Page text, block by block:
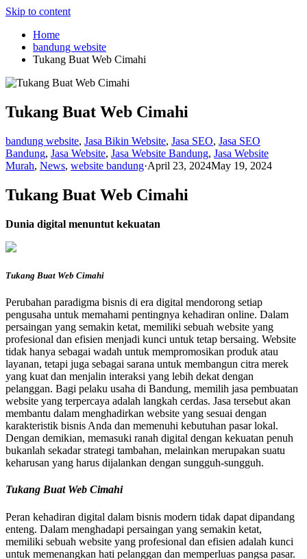
Skip to content
Home
bandung website
Tukang Buat Web Cimahi
Tukang Buat Web Cimahi
bandung website, Jasa Bikin Website, Jasa SEO, Jasa SEO
Bandung, Jasa Website, Jasa Website Bandung, Jasa Website
Murah, News, website bandung·April 23, 2024May 19, 2024
Tukang Buat Web Cimahi
Dunia digital menuntut kekuatan
Tukang Buat Web Cimahi
Perubahan paradigma bisnis di era digital mendorong setiap
pengusaha untuk memahami pentingnya kehadiran online. Dalam
persaingan yang semakin ketat, memiliki sebuah website yang
profesional dan efisien menjadi kunci untuk tetap bersaing. Website
tidak hanya sebagai wadah untuk mempromosikan produk atau
layanan, tetapi juga sebagai sarana untuk membangun citra merek
yang kuat dan menjalin interaksi yang lebih dekat dengan
pelanggan. Bagi pelaku usaha di Bandung, memilih jasa pembuatan
website yang terpercaya adalah langkah cerdas. Jasa tersebut akan
membantu dalam menghadirkan website yang sesuai dengan
karakteristik bisnis Anda dan memenuhi kebutuhan pasar lokal.
Dengan demikian, memasuki ranah digital dengan kekuatan penuh
bukanlah sekadar strategi tambahan, melainkan merupakan suatu
keharusan yang harus dijalankan dengan sungguh-sungguh.
Tukang Buat Web Cimahi
Peran kehadiran digital dalam bisnis modern tidak dapat dipandang
enteng. Dalam menghadapi persaingan yang semakin ketat,
memiliki sebuah website yang profesional dan efisien adalah kunci
untuk memenangkan hati pelanggan dan memperluas pangsa pasar.